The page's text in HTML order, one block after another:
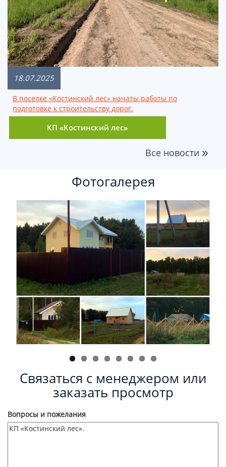
18.07.2025
В поселке «Костинский лес» начаты работы по
подготовке к строительству дорог.
КП «Костинский лес»
Все новости »
Фотогалерея
Связаться с менеджером или
заказать просмотр
Вопросы и пожелания